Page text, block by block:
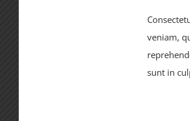
veniam,
sunt in